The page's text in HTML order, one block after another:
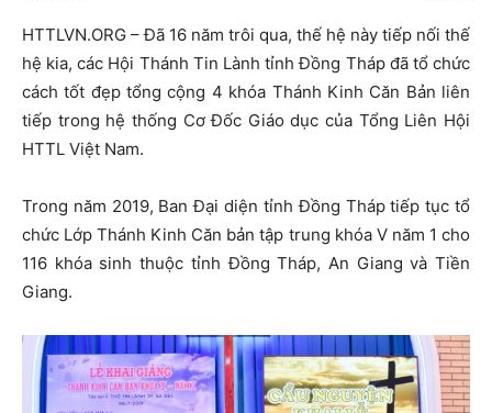
HTTLVN.ORG – Đã 16 năm trôi qua, thế hệ này tiếp nối thế
hệ kia, các Hội Thánh Tin Lành tỉnh Đồng Tháp đã tổ chức
cách tốt đẹp tổng cộng 4 khóa Thánh Kinh Căn Bản liên
tiếp trong hệ thống Cơ Đốc Giáo dục của Tổng Liên Hội
HTTL Việt Nam.
Trong năm 2019, Ban Đại diện tỉnh Đồng Tháp tiếp tục tổ
chức Lớp Thánh Kinh Căn bản tập trung khóa V năm 1 cho
116 khóa sinh thuộc tỉnh Đồng Tháp, An Giang và Tiền
Giang.